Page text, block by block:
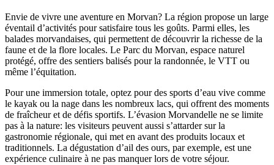
Envie de vivre une aventure en Morvan? La région propose un large
éventail d’activités pour satisfaire tous les goûts. Parmi elles, les
balades morvandaises, qui permettent de découvrir la richesse de la
faune et de la flore locales. Le Parc du Morvan, espace naturel
protégé, offre des sentiers balisés pour la randonnée, le VTT ou
même l’équitation.
Pour une immersion totale, optez pour des sports d’eau vive comme
le kayak ou la nage dans les nombreux lacs, qui offrent des moments
de fraîcheur et de défis sportifs. L’évasion Morvandelle ne se limite
pas à la nature: les visiteurs peuvent aussi s’attarder sur la
gastronomie régionale, qui met en avant des produits locaux et
traditionnels. La dégustation d’ail des ours, par exemple, est une
expérience culinaire à ne pas manquer lors de votre séjour.